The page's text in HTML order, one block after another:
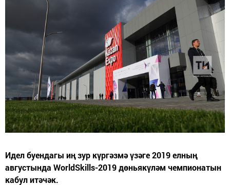
Идел буендагы иң зур күргәзмә үзәге 2019 елның
августында WorldSkills-2019 дөньякүләм чемпионатын
кабул итәчәк.